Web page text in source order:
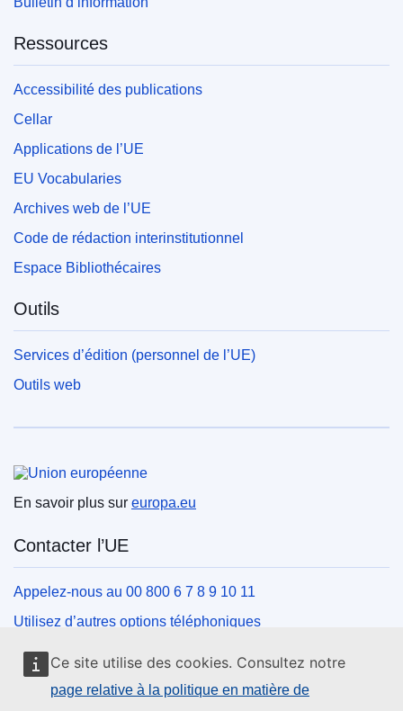
Ce site utilise des cookies. Consultez notre
page relative à la politique en matière de
Ressources
Accessibilité des publications
Cellar
Applications de l’UE
EU Vocabularies
Archives web de l’UE
Code de rédaction interinstitutionnel
Espace Bibliothécaires
Outils
Services d’édition (personnel de l’UE)
Outils web
En savoir plus sur europa.eu
Contacter l’UE
Appelez-nous au 00 800 6 7 8 9 10 11
Utilisez d’autres options téléphoniques
Écrivez-nous au moyen de notre formulaire de contact
Rencontrez-nous dans un des centres de l’UE